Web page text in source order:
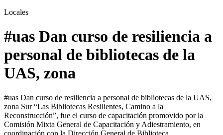
Locales
#uas Dan curso de resiliencia a
personal de bibliotecas de la
UAS, zona
#uas Dan curso de resiliencia a personal de bibliotecas de la UAS,
zona Sur “Las Bibliotecas Resilientes, Camino a la
Reconstrucción”, fue el curso de capacitación promovido por la
Comisión Mixta General de Capacitación y Adiestramiento, en
coordinación con la Dirección General de Biblioteca...